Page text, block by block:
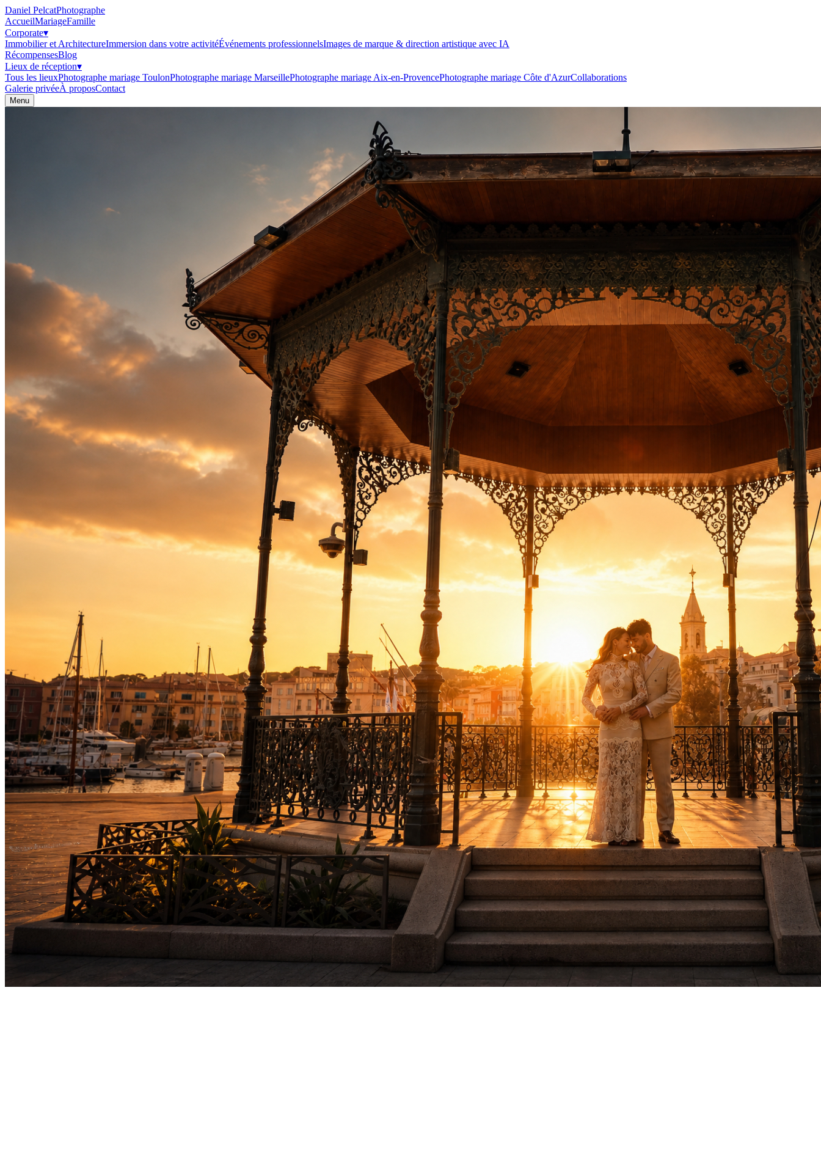
Daniel PelcatPhotographe
AccueilMariageFamille
Corporate▾
Immobilier et ArchitectureImmersion dans votre activitéÉvénements professionnelsImages de marque & direction artistique avec IA
RécompensesBlog
Lieux de réception▾
Tous les lieuxPhotographe mariage ToulonPhotographe mariage MarseillePhotographe mariage Aix-en-ProvencePhotographe mariage Côte d'AzurCollaborations
Galerie privéeÀ proposContact
Menu